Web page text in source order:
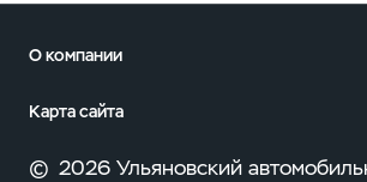
О компании
Карта сайта
© 2026 Ульяновский